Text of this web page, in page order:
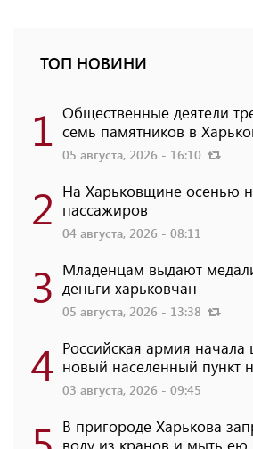
ТОП НОВИНИ
1 Общественные деятели
семь памятников в
05 августа, 2026 - 16:10
2 На Харьковщине осенью
пассажиров
04 августа, 2026 - 08:11
3 Младенцам выдают
деньги харьковчан
05 августа, 2026 - 13:38
4 Российская армия
новый населенный пункт
03 августа, 2026 - 09:45
В пригороде Харькова
воду из кранов и мыть ею